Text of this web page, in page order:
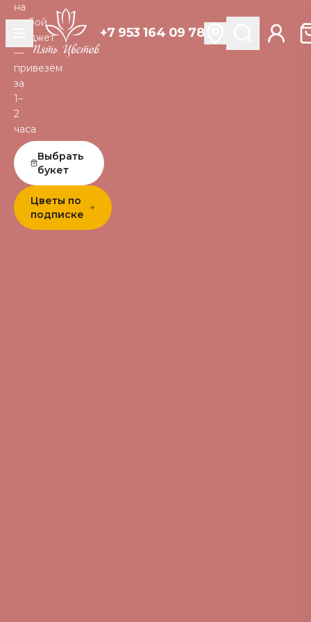
+7 953 164 09 78
на
любой
бюджет
—
привезём
за
1–
2
часа
Выбрать
букет
Цветы по
подписке